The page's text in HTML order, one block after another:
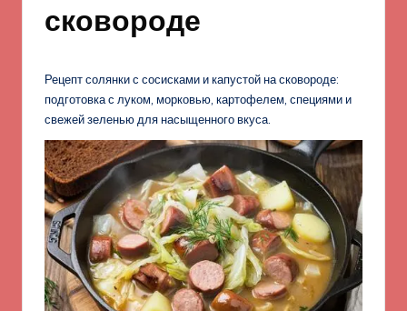
сковороде
Рецепт солянки с сосисками и капустой на сковороде:
подготовка с луком, морковью, картофелем, специями и
свежей зеленью для насыщенного вкуса.